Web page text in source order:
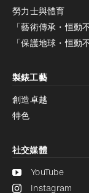
減少動畫
減少動畫
停用
勞力士與體育
「藝術傳承・恒動
「保護地球・恒動
製錶工藝
創造卓越
特色
社交媒體
YouTube
Instagram